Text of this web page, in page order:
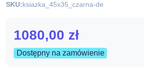
SKU:ksiazka_45x35_czarna-de
1080,00 zł
Dostępny na zamówienie